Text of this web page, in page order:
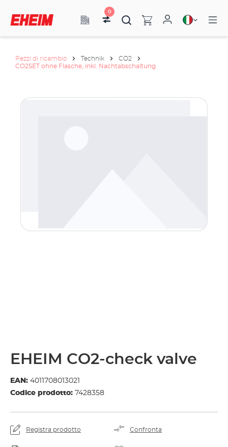
0
Pezzi di ricambio Technik
CO2
CO2SET ohne Flasche, inkl. Nachtabschaltung
EHEIM CO2-check valve
EAN: 4011708013021
Codice prodotto: 7428358
Registra prodotto Confronta